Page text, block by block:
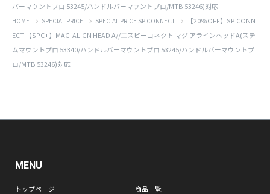
バーマウントプロ 53245/ハンドルバーマウントプロ/MTB 53246)対応
HOME SPECIAL PRICE SPECIAL PRICE SP CONNECT
【20％OFF】SP CONN
ECT 【SPC+】MAG-ALIGN HEAD A//エスピーコネクト マグ アラインヘッドA(ステ
ムマウントプロ 53340/ハンドルバーマウントプロ 53245/ハンドルバーマウントプ
ロ/MTB 53246)対応
MENU
トップページ
商品一覧